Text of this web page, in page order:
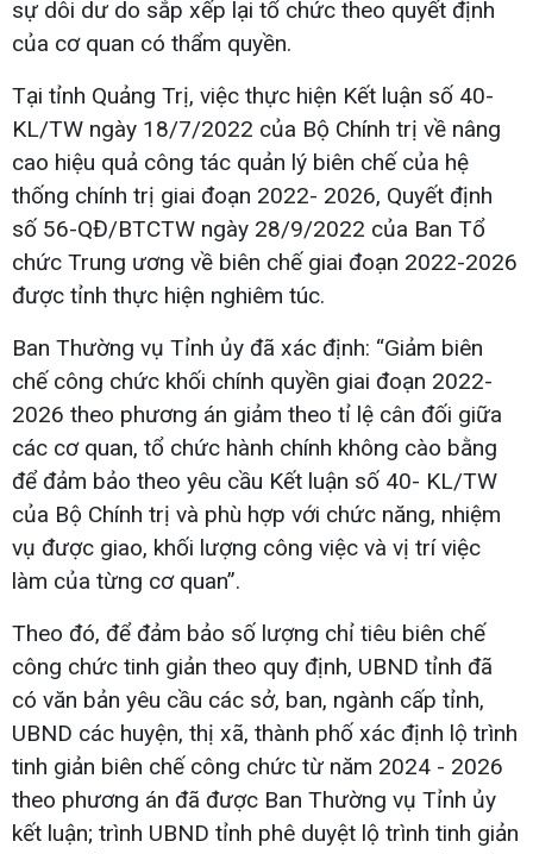
sự dôi dư do sắp xếp lại tổ chức theo quyết định
của cơ quan có thẩm quyền.
Tại tỉnh Quảng Trị, việc thực hiện Kết luận số 40-
KL/TW ngày 18/7/2022 của Bộ Chính trị về nâng
cao hiệu quả công tác quản lý biên chế của hệ
thống chính trị giai đoạn 2022- 2026, Quyết định
số 56-QĐ/BTCTW ngày 28/9/2022 của Ban Tổ
chức Trung ương về biên chế giai đoạn 2022-2026
được tỉnh thực hiện nghiêm túc.
Ban Thường vụ Tỉnh ủy đã xác định: “Giảm biên
chế công chức khối chính quyền giai đoạn 2022-
2026 theo phương án giảm theo tỉ lệ cân đối giữa
các cơ quan, tổ chức hành chính không cào bằng
để đảm bảo theo yêu cầu Kết luận số 40- KL/TW
của Bộ Chính trị và phù hợp với chức năng, nhiệm
vụ được giao, khối lượng công việc và vị trí việc
làm của từng cơ quan”.
Theo đó, để đảm bảo số lượng chỉ tiêu biên chế
công chức tinh giản theo quy định, UBND tỉnh đã
có văn bản yêu cầu các sở, ban, ngành cấp tỉnh,
UBND các huyện, thị xã, thành phố xác định lộ trình
tinh giản biên chế công chức từ năm 2024 - 2026
theo phương án đã được Ban Thường vụ Tỉnh ủy
kết luận; trình UBND tỉnh phê duyệt lộ trình tinh giản